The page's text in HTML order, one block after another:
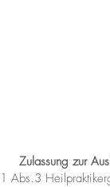
Zulassung zur
Abs.3